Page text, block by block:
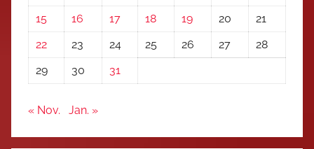
15
16 17 18 19 20
21
22
23 24 25 26 27
28
29
30 31
« Nov. Jan. »